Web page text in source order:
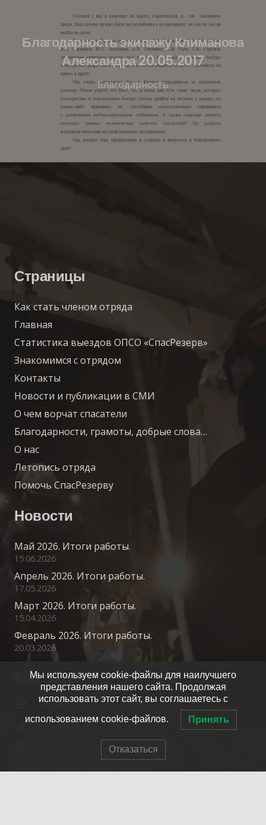
Благодарность экипажу Климанова
Александра 20.05.2017
Благодарность
Страницы
Как стать членом отряда
Главная
Статистика выездов ОПСО «СпасРезерв»
Знакомимся с отрядом
Контакты
Новости и публикации в СМИ
О чем ворчат спасатели
Благодарности, грамоты, добрые слова…
О нас
Летопись отряда
Помочь СпасРезерву
Новости
Май 2026. Итоги работы.
15.06.2026
Апрель 2026. Итоги работы.
17.05.2026
Март 2026. Итоги работы.
15.04.2026
Февраль 2026. Итоги работы.
20.03.2026
Контакты
info@spasrezerv.ru
+7 (495) 676-02-06
Динамовская ул., 10к1, Москва, 109044
Мы используем cookie-файлы для наилучшего
представления нашего сайта. Продолжая
использовать этот сайт, вы соглашаетесь с
использованием cookie-файлов. Принять
Отказаться